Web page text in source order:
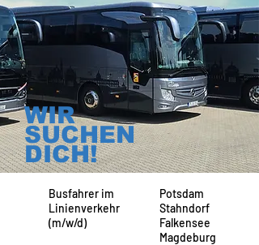
WIR
SUCHEN
DICH!
Busfahrer im
Linienverkehr
(m/w/d)
Potsdam
Stahndorf
Falkensee
Magdeburg